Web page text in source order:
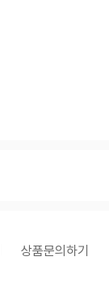
상품문의하기